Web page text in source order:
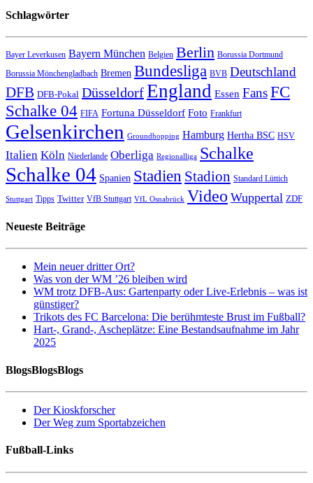
Schlagwörter
Bayer Leverkusen Bayern München Belgien Berlin Borussia Dortmund
Borussia Mönchengladbach Bremen Bundesliga BVB Deutschland
DFB DFB-Pokal DüsseldorfEngland Essen FansFC
Schalke 04 FIFA Fortuna Düsseldorf Foto Frankfurt
Gelsenkirchen Groundhopping Hamburg Hertha BSC HSV
Italien Köln Niederlande Oberliga Regionalliga Schalke
Schalke 04 Spanien Stadien Stadion Standard Lüttich
Stuttgart Tipps Twitter VfB Stuttgart VfL Osnabrück Video Wuppertal ZDF
Neueste Beiträge
Mein neuer dritter Ort?
Was von der WM ’26 bleiben wird
WM trotz DFB-Aus: Gartenparty oder Live-Erlebnis – was ist
günstiger?
Trikots des FC Barcelona: Die berühmteste Brust im Fußball?
Hart-, Grand-, Ascheplätze: Eine Bestandsaufnahme im Jahr
2025
BlogsBlogsBlogs
Der Kioskforscher
Der Weg zum Sportabzeichen
Fußball-Links